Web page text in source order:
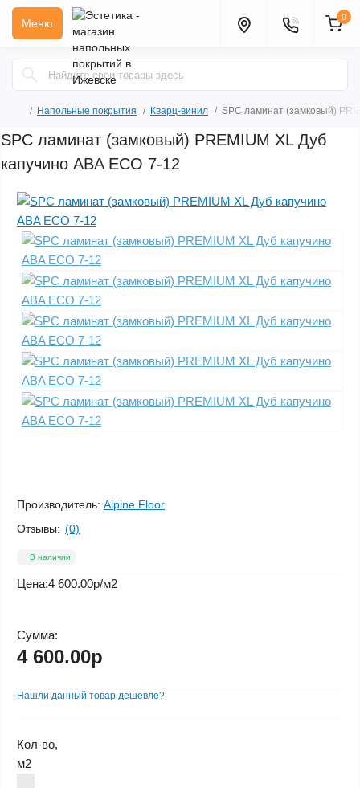
Меню 0
Напольные покрытия Кварц-винил SPC ламинат (замковый)
SPC ламинат (замковый) PREMIUM XL Дуб
капучино ABA ECO 7-12
Производитель: Alpine Floor
Отзывы: (0)
В наличии
Цена:4 600.00р/м2
Сумма:
4 600.00р
Нашли данный товар дешевле?
Кол-во,
м2